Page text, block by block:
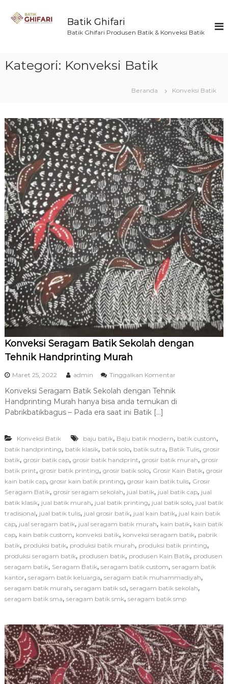
Batik Ghifari
Batik Ghifari Produsen Batik & Konveksi Batik
Kategori: Konveksi Batik
Beranda Konveksi Batik
Konveksi Seragam Batik Sekolah dengan
Tehnik Handprinting Murah
Maret 25, 2022 admin Tinggalkan Komentarp
d
a
v
e
i
S
e
r
a
g
m
B
a
t
i
e
l
a
h
d
e
n
Konveksi Seragam Batik Sekolah dengan Tehnik
Handprinting Murah hanya bisa anda temukan di
Pabrikbatikbagus – Pada era saat ini Batik […]
Konveksi Batik baju batik, Baju batik modern, batik custom,
batik handprinting, batik klasik, batik solo, batik sutra, Batik Tulis, grosir
batik, grosir batik cap, grosir batik handprint, grosir batik murah, grosir
batik print, grosir batik printing, grosir batik solo, Grosir Kain Batik, grosir
kain batik cap, grosir kain batik printing, grosir kain batik tulis, Grosir
Seragam Batik, grosir seragam sekolah, jual batik, jual batik cap, jual
batik klasik, jual batik murah, jual batik printing, jual batik solo, jual batik
tradisional, jual batik tulis, jual grosir batik, jual kain batik, jual kain batik
cap, jual seragam batik, jual seragam batik murah, kain batik, kain batik
cap, kain batik custom, konveksi batik, konveksi seragam batik, pabrik
batik, produksi batik, produksi batik murah, produksi batik printing,
produksi seragam batik, produsen batik, produsen Kain Batik, produsen
seragam batik, Seragam Batik, seragam batik custom, seragam batik
kantor, seragam batik keluarga, seragam batik muhammadiyah,
seragam batik murah, seragam batik sd, seragam batik sekolah,
seragam batik sma, seragam batik smk, seragam batik smp